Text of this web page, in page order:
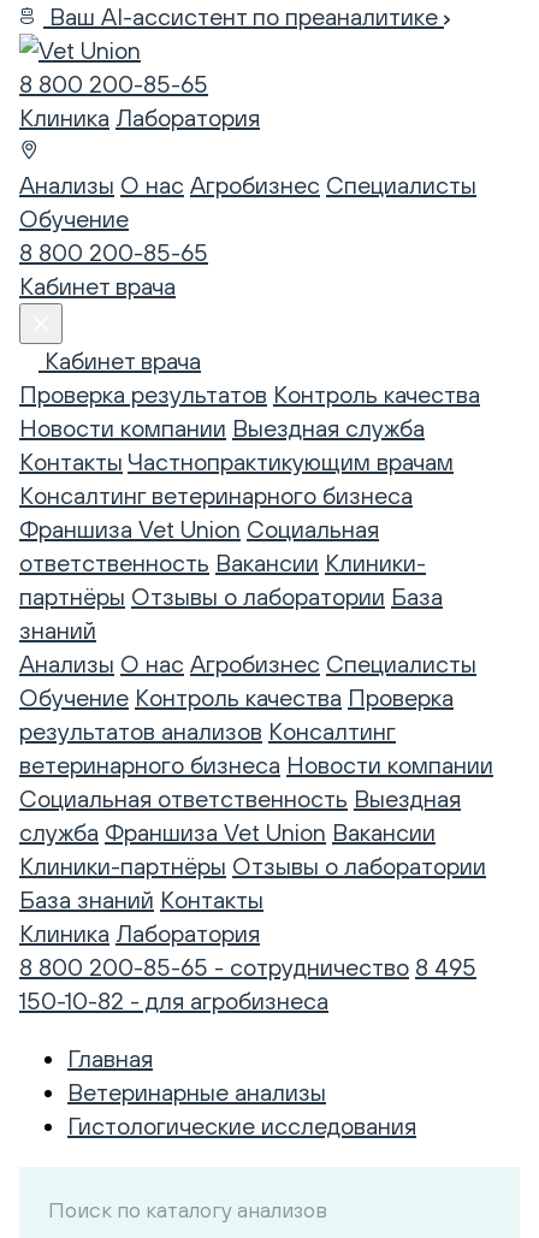
Ваш AI-ассистент по преаналитике
8 800 200-85-65
Клиника Лаборатория
Анализы О нас Агробизнес Специалисты
Обучение
8 800 200-85-65
Кабинет врача
Кабинет врача
Проверка результатов Контроль качества
Новости компании Выездная служба
Контакты Частнопрактикующим врачам
Консалтинг ветеринарного бизнеса
Франшиза Vet Union Социальная
ответственность Вакансии Клиники-
партнёры Отзывы о лаборатории База
знаний
Анализы О нас Агробизнес Специалисты
Обучение Контроль качества Проверка
результатов анализов Консалтинг
ветеринарного бизнеса Новости компании
Социальная ответственность Выездная
служба Франшиза Vet Union Вакансии
Клиники-партнёры Отзывы о лаборатории
База знаний Контакты
Клиника Лаборатория
8 800 200-85-65 - сотрудничество 8 495
150-10-82 - для агробизнеса
Главная
Ветеринарные анализы
Гистологические исследования